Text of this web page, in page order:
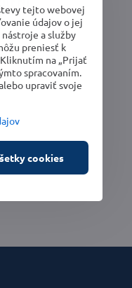
tejto webovej
údajov o jej
a služby
preniesť k
na „Prijať
spracovaním.
upraviť svoje
cookies